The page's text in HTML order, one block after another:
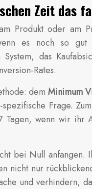
Zeit das
Produkt oder am
es noch so gut
das
Rates.
dem Minimum
Frage.
wenn wir
bei Null anfangen.
nicht nur
und verhindern,